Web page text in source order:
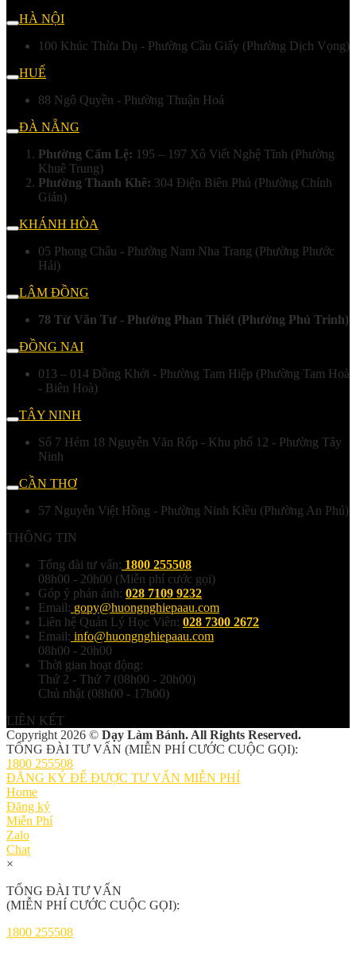
HÀ NỘI
100 Khúc Thừa Dụ - Phường Cầu Giấy (Phường Dịch Vọng)
HUẾ
88 Ngô Quyền - Phường Thuận Hoá
ĐÀ NẴNG
Phường Cẩm Lệ: 195 – 197 Xô Viết Nghệ Tĩnh (Phường
Khuê Trung)
Phường Thanh Khê: 304 Điện Biên Phủ (Phường Chính
Gián)
KHÁNH HÒA
05 Phong Châu - Phường Nam Nha Trang (Phường Phước
Hải)
LÂM ĐỒNG
78 Từ Văn Tư - Phường Phan Thiết (Phường Phú Trinh)
ĐỒNG NAI
013 – 014 Đồng Khởi - Phường Tam Hiệp (Phường Tam Hoà
- Biên Hoà)
TÂY NINH
Số 7 Hẻm 18 Nguyễn Văn Rốp - Khu phố 12 - Phường Tây
Ninh
CẦN THƠ
57 Nguyễn Việt Hồng - Phường Ninh Kiều (Phường An Phú)
THÔNG TIN
Tổng đài tư vấn: 1800 255508
08h00 - 20h00 (Miễn phí cước gọi)
Góp ý phản ánh: 028 7109 9232
Email: gopy@huongnghiepaau.com
Liên hệ Quản Lý Học Viên: 028 7300 2672
Email: info@huongnghiepaau.com
08h00 - 20h00
Thời gian hoạt động:
Thứ 2 - Thứ 7 (08h00 - 20h00)
Chủ nhật (08h00 - 17h00)
LIÊN KẾT
Copyright 2026 © Dạy Làm Bánh. All Rights Reserved.
TỔNG ĐÀI TƯ VẤN (MIỄN PHÍ CƯỚC CUỘC GỌI):
1800 255508
ĐĂNG KÝ ĐỂ ĐƯỢC TƯ VẤN MIỄN PHÍ
Home
Đăng ký
Miễn Phí
Zalo
Chat
×
TỔNG ĐÀI TƯ VẤN
(MIỄN PHÍ CƯỚC CUỘC GỌI):
1800 255508